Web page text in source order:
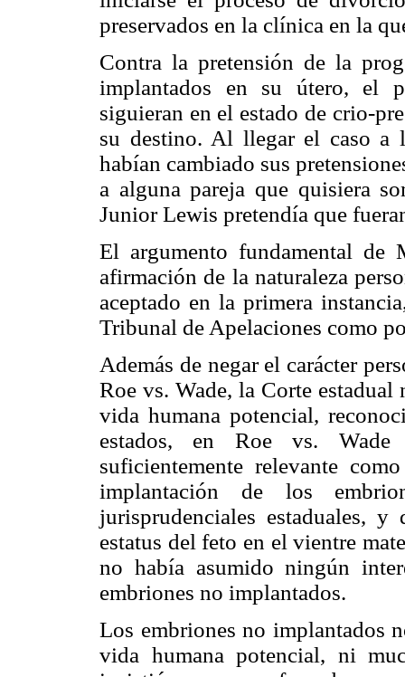
preservados en la clínica en la
Contra la pretensión de la
implantados en su útero, el
siguieran en el estado de crio-
su destino. Al llegar el caso a
habían cambiado sus
a alguna pareja que quisiera
Junior Lewis pretendía que
El argumento fundamental de
afirmación de la naturaleza
aceptado en la primera
Tribunal de Apelaciones como
Además de negar el carácter
Roe vs. Wade, la Corte
vida humana potencial,
estados, en Roe vs.
suficientemente relevante
implantación de los
jurisprudenciales estaduales,
estatus del feto en el vientre
no había asumido ningún
embriones no implantados.
Los embriones no implantados
vida humana potencial, ni